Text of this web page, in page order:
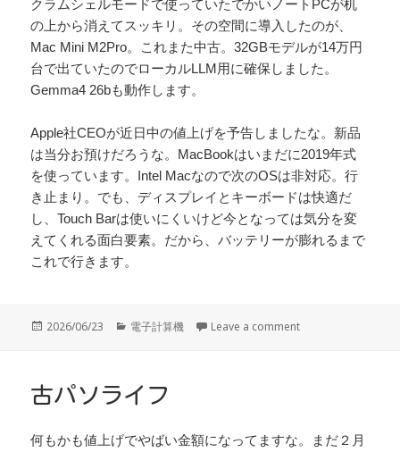
クラムシェルモードで使っていたでかいノートPCが机
の上から消えてスッキリ。その空間に導入したのが、
Mac Mini M2Pro。これまた中古。32GBモデルが14万円
台で出ていたのでローカルLLM用に確保しました。
Gemma4 26bも動作します。
Apple社CEOが近日中の値上げを予告しましたな。新品
は当分お預けだろうな。MacBookはいまだに2019年式
を使っています。Intel Macなので次のOSは非対応。行
き止まり。でも、ディスプレイとキーボードは快適だ
し、Touch Barは使いにくいけど今となっては気分を変
えてくれる面白要素。だから、バッテリーが膨れるまで
これで行きます。
投
2026/06/23
カ
ー
電子計算機 Leave a comment
古パソライフ
何もかも値上げでやばい金額になってますな。まだ２月